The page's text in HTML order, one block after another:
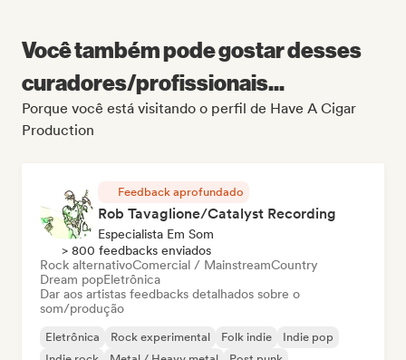
Você também pode gostar desses
curadores/profissionais...
Porque você está visitando o perfil de Have A Cigar
Production
Feedback aprofundado
Rob Tavaglione/Catalyst Recording
Especialista Em Som
> 800 feedbacks enviados
Rock alternativoComercial / MainstreamCountry
Dream popEletrônica
Dar aos artistas feedbacks detalhados sobre o
som/produção
Eletrônica Rock experimental Folk indie
Indie pop